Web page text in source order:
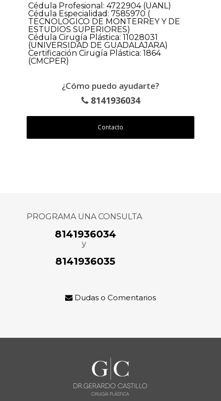
Cédula Profesional: 4722904 (UANL)
Cédula Especialidad: 7585970 (
TECNOLOGICO DE MONTERREY Y DE
ESTUDIOS SUPERIORES)
Cédula Cirugía Plástica: 11028031
(UNIVERSIDAD DE GUADALAJARA)
Certificación Cirugía Plástica: 1864
(CMCPER)
¿Cómo puedo ayudarte?
8141936034
Contacto
PROGRAMA UNA CONSULTA
8141936034
y
8141936035
Dudas o Comentarios